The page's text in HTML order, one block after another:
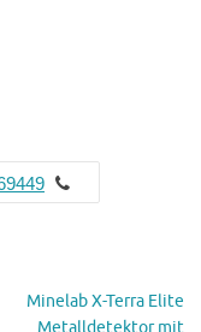
Minelab X-Terra Elite
Metalldetektor mit